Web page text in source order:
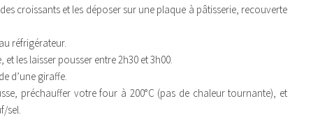
croissants et les déposer sur une plaque à pâtisserie, recouverte
réfrigérateur.
les laisser pousser entre 2h30 et 3h00.
d’une giraffe.
préchauffer votre four à 200°C (pas de chaleur tournante), et
sel.